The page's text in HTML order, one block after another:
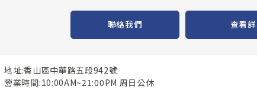
聯絡我們 查看
地址:香山區中華路五段942號
營業時間:10:00AM~21:00PM 周日公休